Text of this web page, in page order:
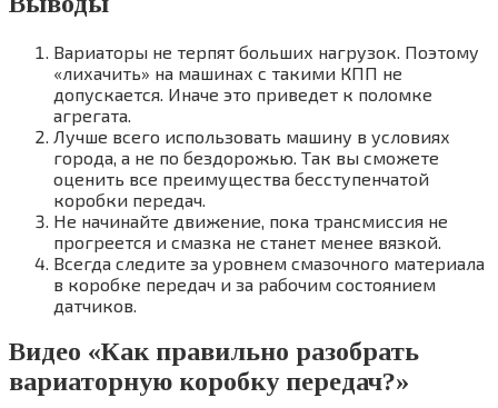
Вариаторы не терпят больших нагрузок. Поэтому
«лихачить» на машинах с такими КПП не
допускается. Иначе это приведет к поломке
агрегата.
Лучше всего использовать машину в условиях
города, а не по бездорожью. Так вы сможете
оценить все преимущества бесступенчатой
коробки передач.
Не начинайте движение, пока трансмиссия не
прогреется и смазка не станет менее вязкой.
Всегда следите за уровнем смазочного материала
в коробке передач и за рабочим состоянием
датчиков.
Видео «Как правильно разобрать
вариаторную коробку передач?»